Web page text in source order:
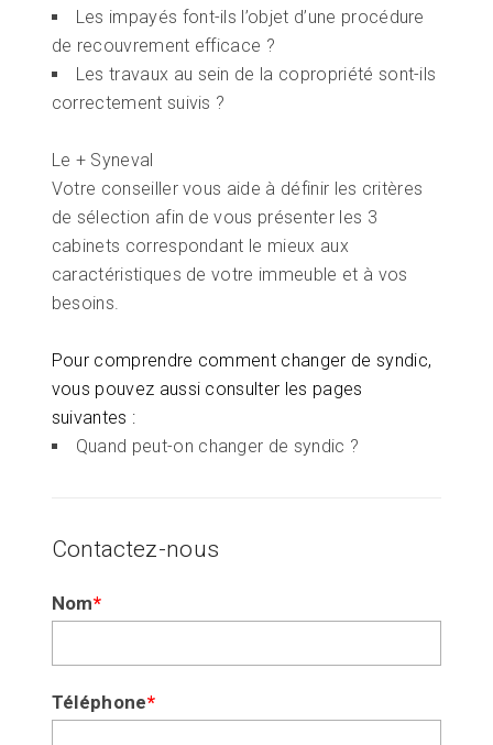
Les impayés font-ils l’objet d’une procédure
de recouvrement efficace ?
Les travaux au sein de la copropriété sont-ils
correctement suivis ?
Le + Syneval
Votre conseiller vous aide à définir les critères
de sélection afin de vous présenter les 3
cabinets correspondant le mieux aux
caractéristiques de votre immeuble et à vos
besoins.
Pour comprendre comment changer de syndic,
vous pouvez aussi consulter les pages
suivantes :
Quand peut-on changer de syndic ?
Contactez-nous
Nom*
Téléphone*
vous
un
humain,
ne